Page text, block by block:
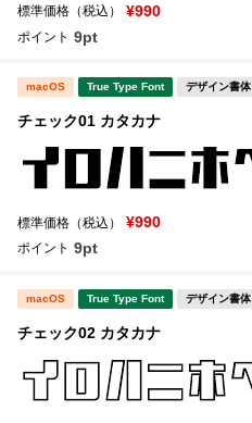
標準価格（税込） ¥990
ポイント 9pt
macOS True Type Font デザイン書体
チェック01 カタカナ
標準価格（税込） ¥990
ポイント 9pt
macOS True Type Font デザイン書体
チェック02 カタカナ